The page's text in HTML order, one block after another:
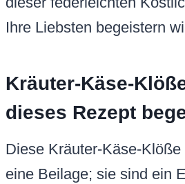
Ihre Liebsten begeistern
Kräuter-Käse-
dieses Rezept
Diese Kräuter-Käse-
eine Beilage; sie sind ein